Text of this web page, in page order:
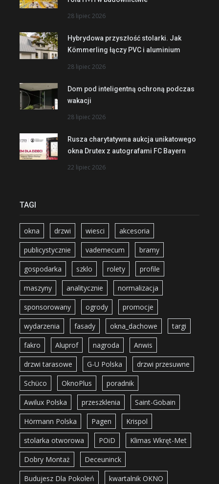
28 lipiec 2026
Hybrydowa przyszłość stolarki. Jak
Kömmerling łączy PVC i aluminium
28 lipiec 2026
Dom pod inteligentną ochroną podczas
wakacji
28 lipiec 2026
Rusza charytatywna aukcja unikatowego
okna Drutex z autografami FC Bayern
22 lipiec 2026
TAGI
okna drzwi wiesci akcesoria
publicystycznie vademecum bramy
gospodarka szklo rolety profile
maszyny analitycznie normalizacja
sponsorowany ogrody promocje
wydarzenia fasady okna_dachowe targi
fakro Aluprof nagroda Anwis
drzwi tarasowe G-U Polska drzwi przesuwne
Schüco OknoPlus poradnik
Awilux Polska przeszklenia Saint-Gobain
Hörmann Polska Pagen Krispol
stolarka otworowa POiD Klimas Wkręt-Met
Dobry Montaż Deceuninck
Budujesz Dla Pokoleń kwartalnik OKNO